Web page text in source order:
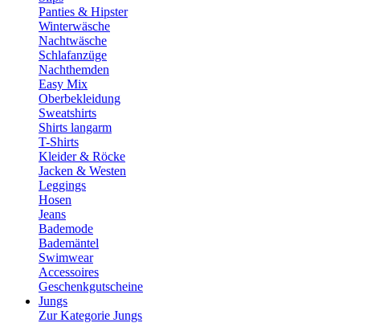
Panties & Hipster
Winterwäsche
Nachtwäsche
Schlafanzüge
Nachthemden
Easy Mix
Oberbekleidung
Sweatshirts
Shirts langarm
T-Shirts
Kleider & Röcke
Jacken & Westen
Leggings
Hosen
Jeans
Bademode
Bademäntel
Swimwear
Accessoires
Geschenkgutscheine
Jungs
Zur Kategorie Jungs